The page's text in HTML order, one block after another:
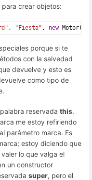
crear objetos:
, "Fiesta" , new Motor()
porque si te
con la salvedad
devuelve y esto es
como tipo de
reservada this.
me estoy refiriendo
parámetro marca. Es
estoy diciendo que
lo que valga el
un constructor
super, pero el